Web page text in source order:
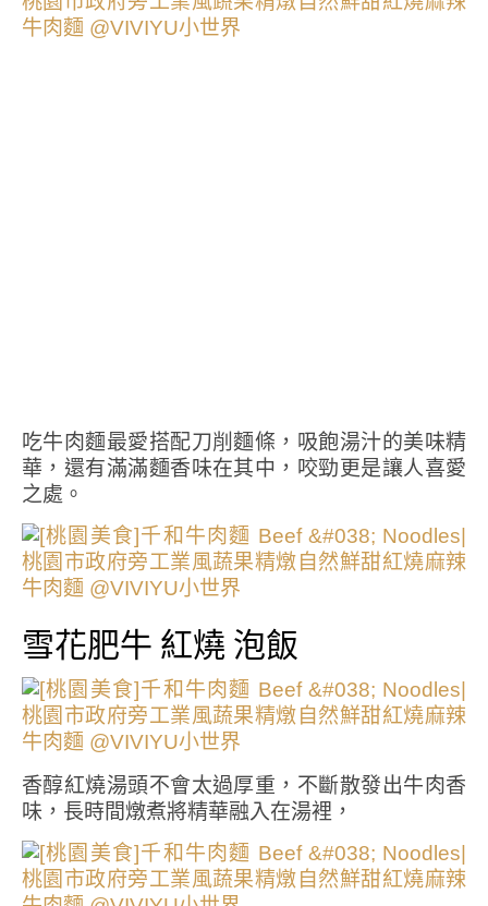
吃牛肉麵最愛搭配刀削麵條，吸飽湯汁的美味精
華，還有滿滿麵香味在其中，咬勁更是讓人喜愛
之處。
雪花肥牛 紅燒 泡飯
香醇紅燒湯頭不會太過厚重，不斷散發出牛肉香
味，長時間燉煮將精華融入在湯裡，